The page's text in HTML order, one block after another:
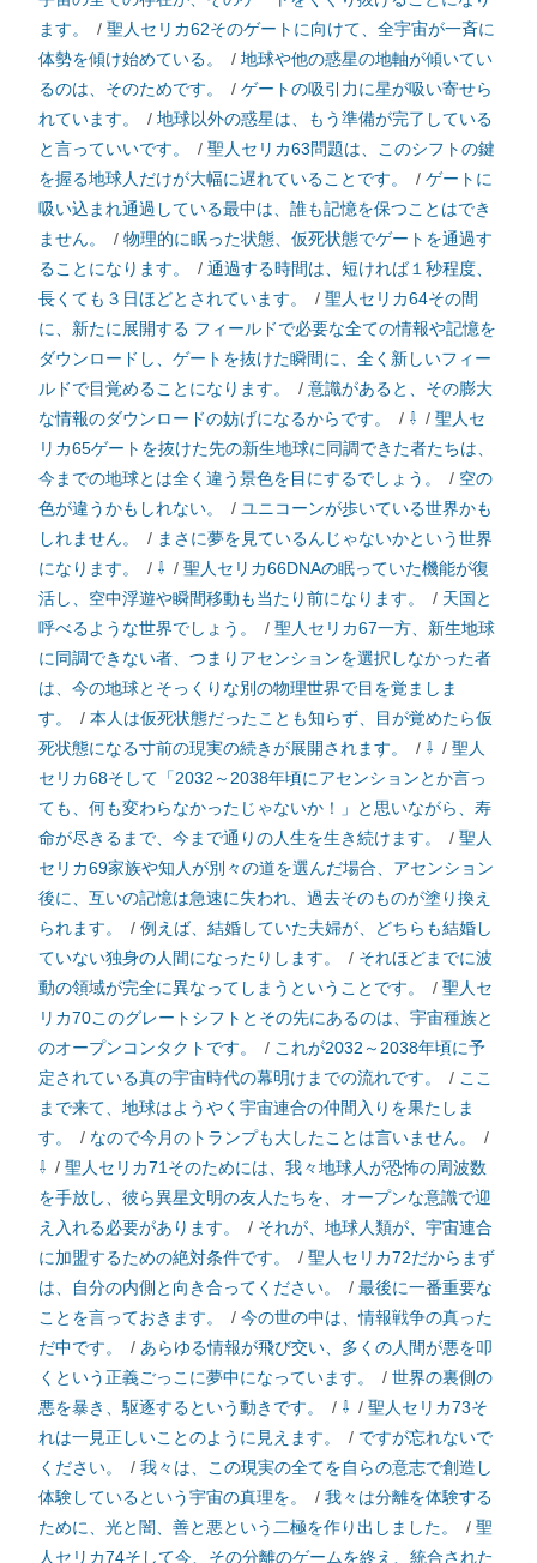
ます。
/ 聖人セリカ62そのゲートに向けて、全宇宙が一斉に
体勢を傾け始めている。
/ 地球や他の惑星の地軸が傾いてい
るのは、そのためです。
/ ゲートの吸引力に星が吸い寄せら
れています。
/ 地球以外の惑星は、もう準備が完了している
と言っていいです。
/ 聖人セリカ63問題は、このシフトの鍵
を握る地球人だけが大幅に遅れていることです。
/ ゲートに
吸い込まれ通過している最中は、誰も記憶を保つことはでき
ません。
/ 物理的に眠った状態、仮死状態でゲートを通過す
ることになります。
/ 通過する時間は、短ければ１秒程度、
長くても３日ほどとされています。
/ 聖人セリカ64その間
に、新たに展開する フィールドで必要な全ての情報や記憶を
ダウンロードし、ゲートを抜けた瞬間に、全く新しいフィー
ルドで目覚めることになります。
/ 意識があると、その膨大
な情報のダウンロードの妨げになるからです。
/ ⇩ / 聖人セ
リカ65ゲートを抜けた先の新生地球に同調できた者たちは、
今までの地球とは全く違う景色を目にするでしょう。
/ 空の
色が違うかもしれない。
/ ユニコーンが歩いている世界かも
しれません。
/ まさに夢を見ているんじゃないかという世界
になります。
/ ⇩ / 聖人セリカ66DNAの眠っていた機能が復
活し、空中浮遊や瞬間移動も当たり前になります。
/ 天国と
呼べるような世界でしょう。
/ 聖人セリカ67一方、新生地球
に同調できない者、つまりアセンションを選択しなかった者
は、今の地球とそっくりな別の物理世界で目を覚ましま
す。
/ 本人は仮死状態だったことも知らず、目が覚めたら仮
死状態になる寸前の現実の続きが展開されます。
/ ⇩ / 聖人
セリカ68そして「2032～2038年頃にアセンションとか言っ
ても、何も変わらなかったじゃないか！」と思いながら、寿
命が尽きるまで、今まで通りの人生を生き続けます。
/ 聖人
セリカ69家族や知人が別々の道を選んだ場合、アセンション
後に、互いの記憶は急速に失われ、過去そのものが塗り換え
られます。
/ 例えば、結婚していた夫婦が、どちらも結婚し
ていない独身の人間になったりします。
/ それほどまでに波
動の領域が完全に異なってしまうということです。
/ 聖人セ
リカ70このグレートシフトとその先にあるのは、宇宙種族と
のオープンコンタクトです。
/ これが2032～2038年頃に予
定されている真の宇宙時代の幕明けまでの流れです。
/ ここ
まで来て、地球はようやく宇宙連合の仲間入りを果たしま
す。
/ なので今月のトランプも大したことは言いません。
/
⇩ / 聖人セリカ71そのためには、我々地球人が恐怖の周波数
を手放し、彼ら異星文明の友人たちを、オープンな意識で迎
え入れる必要があります。
/ それが、地球人類が、宇宙連合
に加盟するための絶対条件です。
/ 聖人セリカ72だからまず
は、自分の内側と向き合ってください。
/ 最後に一番重要な
ことを言っておきます。
/ 今の世の中は、情報戦争の真った
だ中です。
/ あらゆる情報が飛び交い、多くの人間が悪を叩
くという正義ごっこに夢中になっています。
/ 世界の裏側の
悪を暴き、駆逐するという動きです。
/ ⇩ / 聖人セリカ73そ
れは一見正しいことのように見えます。
/ ですが忘れないで
ください。
/ 我々は、この現実の全てを自らの意志で創造し
体験しているという宇宙の真理を。
/ 我々は分離を体験する
ために、光と闇、善と悪という二極を作り出しました。
/ 聖
人セリカ74そして今、その分離のゲームを終え、統合された